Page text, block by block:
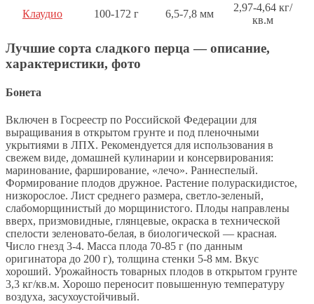
Клаудио
100-172 г 6,5-7,8 мм
2,97-4,64 кг/
кв.м
Лучшие сорта сладкого перца — описание,
характеристики, фото
Бонета
Включен в Госреестр по Российской Федерации для
выращивания в открытом грунте и под пленочными
укрытиями в ЛПХ. Рекомендуется для использования в
свежем виде, домашней кулинарии и консервирования:
маринование, фарширование, «лечо». Раннеспелый.
Формирование плодов дружное. Растение полураскидистое,
низкорослое. Лист среднего размера, светло-зеленый,
слабоморщинистый до морщинистого. Плоды направлены
вверх, призмовидные, глянцевые, окраска в технической
спелости зеленовато-белая, в биологической — красная.
Число гнезд 3-4. Масса плода 70-85 г (по данным
оригинатора до 200 г), толщина стенки 5-8 мм. Вкус
хороший. Урожайность товарных плодов в открытом грунте
3,3 кг/кв.м. Хорошо переносит повышенную температуру
воздуха, засухоустойчивый.